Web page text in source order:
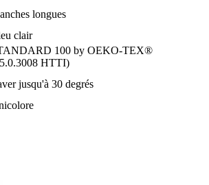
longues
clair
100 by OEKO-TEX®
HTTI)
jusqu'à 30 degrés